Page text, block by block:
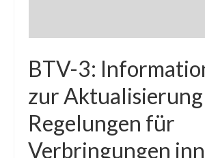
BTV-3:
zur
Regelungen für
Verbringungen